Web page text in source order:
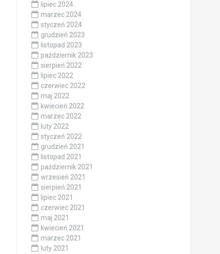
lipiec 2024
marzec 2024
styczeń 2024
grudzień 2023
listopad 2023
październik 2023
sierpień 2022
lipiec 2022
czerwiec 2022
maj 2022
kwiecień 2022
marzec 2022
luty 2022
styczeń 2022
grudzień 2021
listopad 2021
październik 2021
wrzesień 2021
sierpień 2021
lipiec 2021
czerwiec 2021
maj 2021
kwiecień 2021
marzec 2021
luty 2021